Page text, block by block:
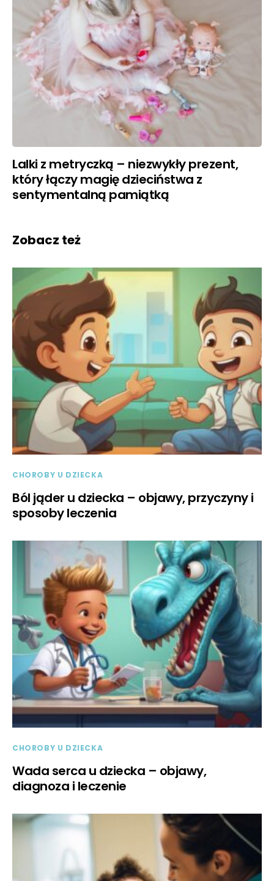
Lalki z metryczką – niezwykły prezent,
który łączy magię dzieciństwa z
sentymentalną pamiątką
Zobacz też
CHOROBY U DZIECKA
Ból jąder u dziecka – objawy, przyczyny i
sposoby leczenia
CHOROBY U DZIECKA
Wada serca u dziecka – objawy,
diagnoza i leczenie